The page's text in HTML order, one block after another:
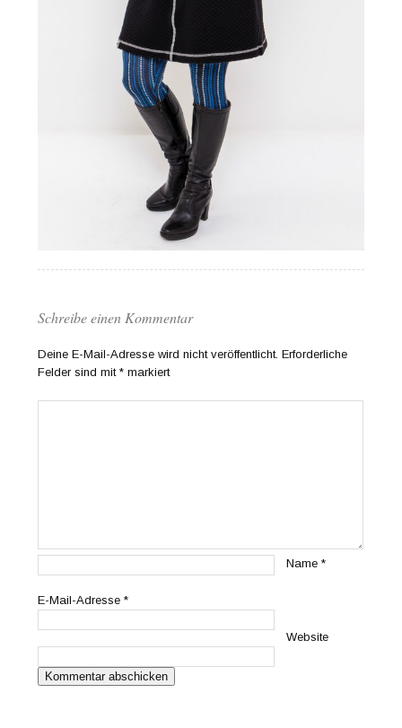
Schreibe einen Kommentar
Deine E-Mail-Adresse wird nicht veröffentlicht. Erforderliche
Felder sind mit* markiert
Name*
E-Mail-Adresse*
Website